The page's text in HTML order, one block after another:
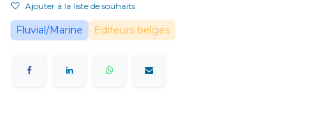
Ajouter à la liste de souhaits
Fluvial/Marine Editeurs belges